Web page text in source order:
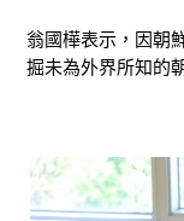
翁國樺表示，因朝
掘未為外界所知的